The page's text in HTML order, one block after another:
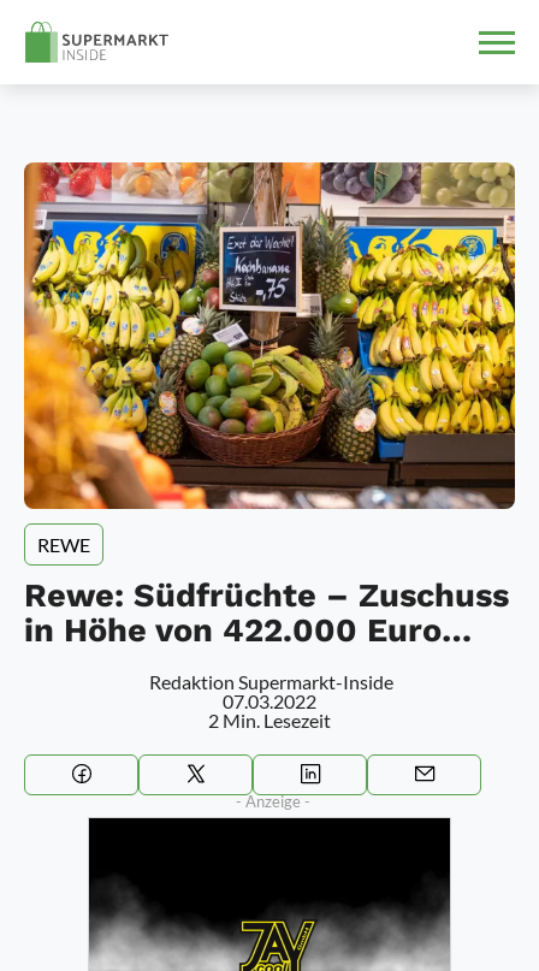
REWE
Rewe: Südfrüchte – Zuschuss
in Höhe von 422.000 Euro…
Redaktion Supermarkt-Inside
07.03.2022
2 Min. Lesezeit